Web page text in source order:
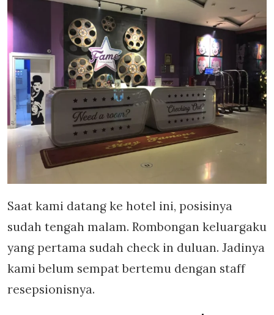
Saat kami datang ke hotel ini, posisinya
sudah tengah malam. Rombongan keluargaku
yang pertama sudah check in duluan. Jadinya
kami belum sempat bertemu dengan staff
resepsionisnya.